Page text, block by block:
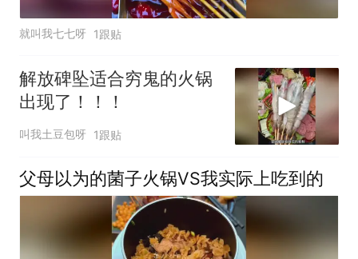
就叫我七七呀 1跟贴
解放碑坠适合穷鬼的火锅
出现了！！！
叫我土豆包呀 1跟贴
父母以为的菌子火锅VS我实际上吃到的